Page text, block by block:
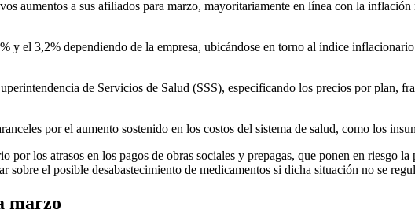
aumentos a sus afiliados para marzo, mayoritariamente en línea con la
y el 3,2% dependiendo de la empresa, ubicándose en torno al índice
de Servicios de Salud (SSS), especificando los precios por plan,
por el aumento sostenido en los costos del sistema de salud, como los
por los atrasos en los pagos de obras sociales y prepagas, que ponen en riesgo
el posible desabastecimiento de medicamentos si dicha situación no se
marzo